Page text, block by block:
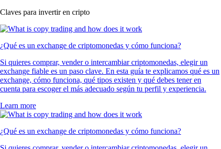
Claves para invertir en cripto
¿Qué es un exchange de criptomonedas y cómo funciona?
Si quieres comprar, vender o intercambiar criptomonedas, elegir un
exchange fiable es un paso clave. En esta guía te explicamos qué es un
exchange, cómo funciona, qué tipos existen y qué debes tener en
cuenta para escoger el más adecuado según tu perfil y experiencia.
Learn more
¿Qué es un exchange de criptomonedas y cómo funciona?